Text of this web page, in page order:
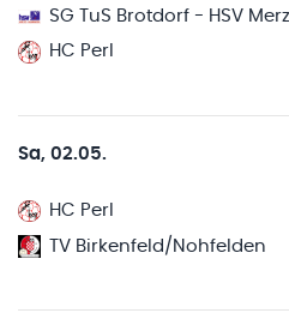
SG TuS Brotdorf - HSV
HC Perl
Sa, 02.05.
HC Perl
TV Birkenfeld/Nohfelden